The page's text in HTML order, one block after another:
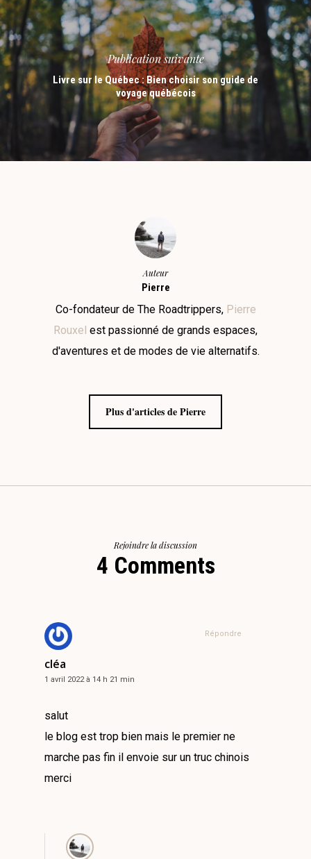
Publication suivante
Livre sur le Québec : Bien choisir son guide de
voyage québécois
Auteur
Pierre
Co-fondateur de The Roadtrippers, Pierre
Rouxel est passionné de grands espaces,
d'aventures et de modes de vie alternatifs.
Plus d'articles de Pierre
Rejoindre la discussion
4 Comments
cléa
1 avril 2022 à 14 h 21 min
salut
le blog est trop bien mais le premier ne
marche pas fin il envoie sur un truc chinois
merci
Répondre